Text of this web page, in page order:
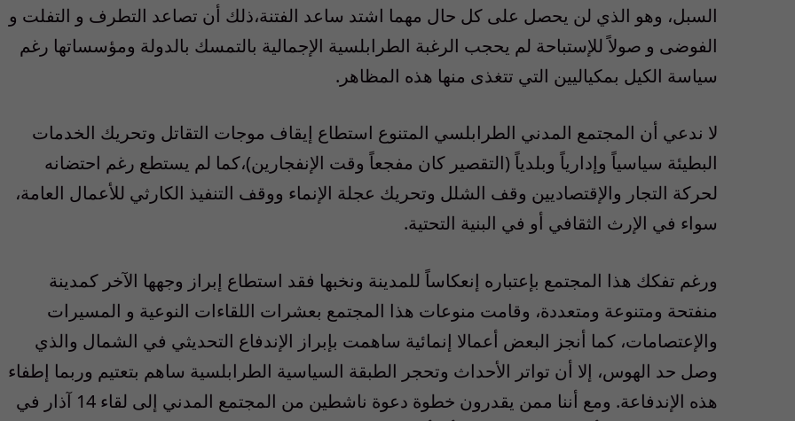
السبل، وهو الذي لن يحصل على كل حال مهما اشتد ساعد الفتنة،ذلك أن تصاعد التطرف و التفلت و
الفوضى و صولاً للإستباحة لم يحجب الرغبة الطرابلسية الإجمالية بالتمسك بالدولة ومؤسساتها رغم
سياسة الكيل بمكياليين التي تتغذى منها هذه المظاهر.
لا ندعي أن المجتمع المدني الطرابلسي المتنوع استطاع إيقاف موجات التقاتل وتحريك الخدمات
البطيئة سياسياً وإدارياً وبلدياً (التقصير كان مفجعاً وقت الإنفجارين)،كما لم يستطع رغم احتضانه
لحركة التجار والإقتصاديين وقف الشلل وتحريك عجلة الإنماء ووقف التنفيذ الكارثي للأعمال العامة،
سواء في الإرث الثقافي أو في البنية التحتية.
ورغم تفكك هذا المجتمع بإعتباره إنعكاساً للمدينة ونخبها فقد استطاع إبراز وجهها الآخر كمدينة
منفتحة ومتنوعة ومتعددة، وقامت منوعات هذا المجتمع بعشرات اللقاءات النوعية و المسيرات
والإعتصامات، كما أنجز البعض أعمالا إنمائية ساهمت بإبراز الإندفاع التحديثي في الشمال والذي
وصل حد الهوس، إلا أن تواتر الأحداث وتحجر الطبقة السياسية الطرابلسية ساهم بتعتيم وربما إطفاء
هذه الإندفاعة. ومع أننا ممن يقدرون خطوة دعوة ناشطين من المجتمع المدني إلى لقاء 14 آذار في